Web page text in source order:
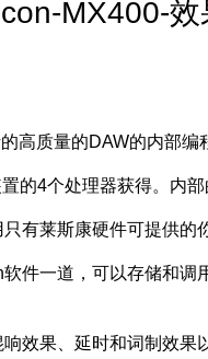
MX400-效
质量的DAW的内部编
的4个处理器获得。内
有莱斯康硬件可提供的
件一道，可以存储和
效果、延时和词制效